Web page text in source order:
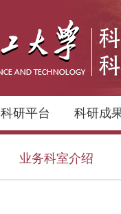
科研平台 科研成
业务科室介绍